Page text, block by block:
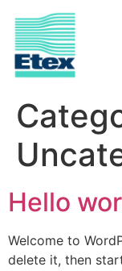
Hello
Welcome to
delete it, then